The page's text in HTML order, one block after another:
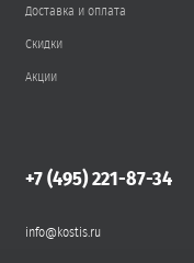
Доставка и оплата
Скидки
Акции
+7 (495) 221-87-34
info@kostis.ru